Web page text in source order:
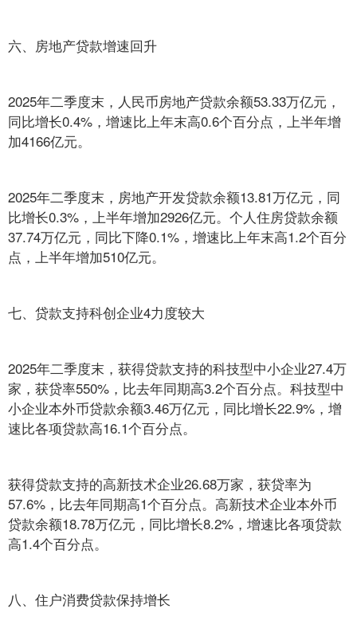
六、房地产贷款增速回升
2025年二季度末，人民币房地产贷款余额53.33万亿元，
同比增长0.4%，增速比上年末高0.6个百分点，上半年增
加4166亿元。
2025年二季度末，房地产开发贷款余额13.81万亿元，同
比增长0.3%，上半年增加2926亿元。个人住房贷款余额
37.74万亿元，同比下降0.1%，增速比上年末高1.2个百分
点，上半年增加510亿元。
七、贷款支持科创企业4力度较大
2025年二季度末，获得贷款支持的科技型中小企业27.4万
家，获贷率550%，比去年同期高3.2个百分点。科技型中
小企业本外币贷款余额3.46万亿元，同比增长22.9%，增
速比各项贷款高16.1个百分点。
获得贷款支持的高新技术企业26.68万家，获贷率为
57.6%，比去年同期高1个百分点。高新技术企业本外币
贷款余额18.78万亿元，同比增长8.2%，增速比各项贷款
高1.4个百分点。
八、住户消费贷款保持增长